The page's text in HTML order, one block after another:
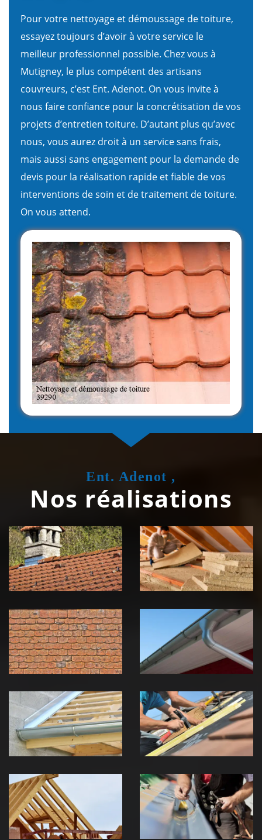
Pour votre nettoyage et démoussage de toiture,
essayez toujours d’avoir à votre service le
meilleur professionnel possible. Chez vous à
Mutigney, le plus compétent des artisans
couvreurs, c’est Ent. Adenot. On vous invite à
nous faire confiance pour la concrétisation de vos
projets d’entretien toiture. D’autant plus qu’avec
nous, vous aurez droit à un service sans frais,
mais aussi sans engagement pour la demande de
devis pour la réalisation rapide et fiable de vos
interventions de soin et de traitement de toiture.
On vous attend.
Ent. Adenot ,
Nos réalisations
Couvreur
zingueur 39
Jura
Isolation de
toiture 39
Jura
démoussage de
toiture 39
Jura
pose de
gouttière 39
Jura
Pose de
Chéneau 39
Jura
Réparation de
toiture 39
Jura
Traitement de
charpente 39
Jura
Travaux de
zinguerie 39
Jura